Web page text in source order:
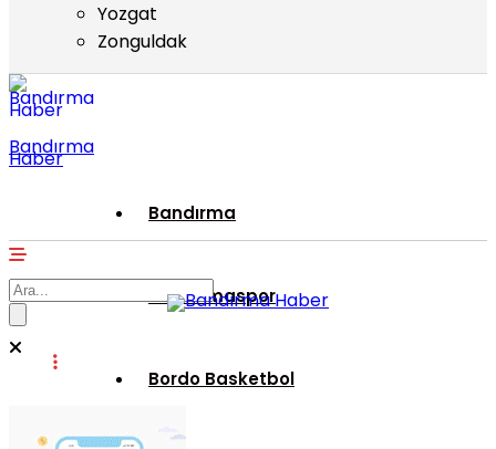
Yozgat
Zonguldak
Bandırma
Haber
Bandırma
Bandırmaspor
Bordo Basketbol